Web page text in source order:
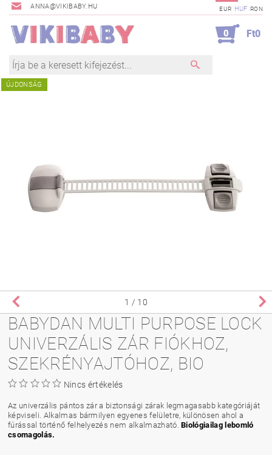
ANNA@VIKIBABY.HU EUR HUF RON
0 Ft0
ÚJDONSÁG
1 / 10
BABYDAN MULTI PURPOSE LOCK
UNIVERZÁLIS ZÁR FIÓKHOZ,
SZEKRÉNYAJTÓHOZ, BIO
Nincs értékelés
Az univerzális pántos zár a biztonsági zárak legmagasabb kategóriáját
képviseli. Alkalmas bármilyen egyenes felületre, különösen ahol a
fúrással történő felhelyezés nem alkalmazható.Biológiailag lebomló
csomagolás.